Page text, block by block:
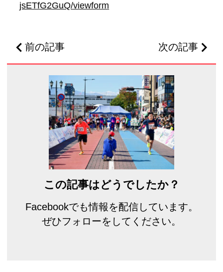
jsETfG2GuQ/viewform
前の記事 次の記事
この記事はどうでしたか？
Facebookでも情報を配信しています。
ぜひフォローをしてください。